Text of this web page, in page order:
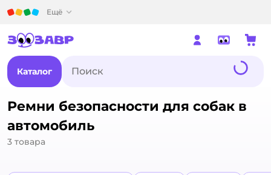
Ещё
Каталог
Ремни безопасности для собак в
автомобиль
3 товара